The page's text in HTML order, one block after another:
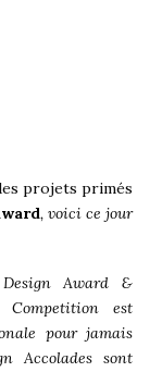
projets primés
, voici ce jour
Award &
est
pour jamais
Accolades sont